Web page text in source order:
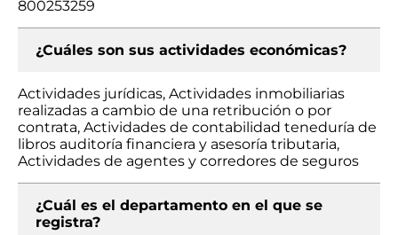
800253259
¿Cuáles son sus actividades económicas?
Actividades jurídicas, Actividades inmobiliarias
realizadas a cambio de una retribución o por
contrata, Actividades de contabilidad teneduría de
libros auditoría financiera y asesoría tributaria,
Actividades de agentes y corredores de seguros
¿Cuál es el departamento en el que se
registra?